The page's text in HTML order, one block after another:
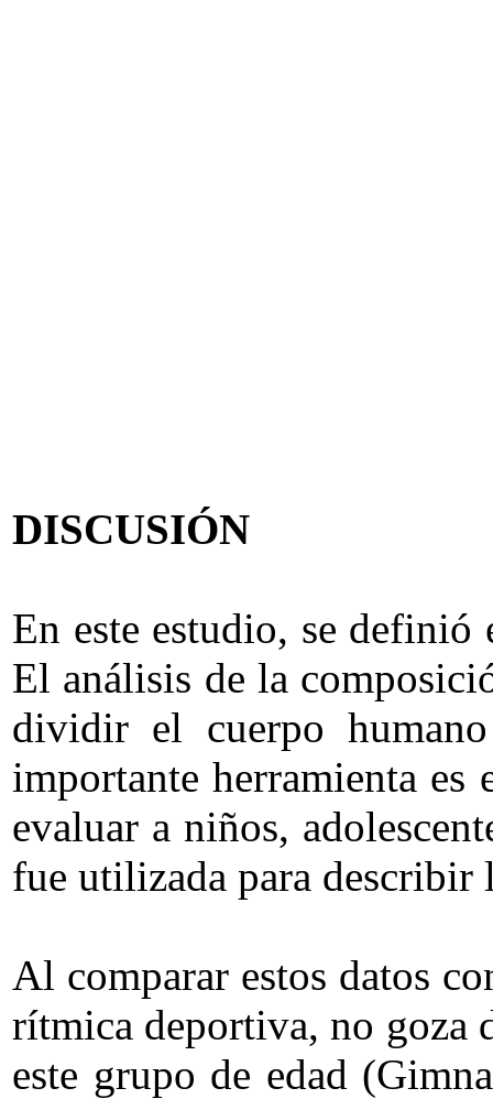
DISCUSIÓN
En este estudio, se
El análisis de la
dividir el cuerpo
importante herramienta
evaluar a niños,
fue utilizada para
Al comparar estos datos
rítmica deportiva, no goza
este grupo de edad